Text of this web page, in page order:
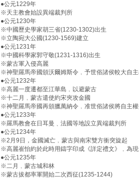
●公元1229年
※天主教會始設異端裁判所
●公元1230年
※中國歷史學家胡三省(1230-1302)出生
※立陶宛大公國(1230-1569)建立
●公元1231年
※中國科學家郭守敬(1231-1316)出生
※蒙古軍入侵高麗
※神聖羅馬帝國頒沃爾姆斯令﹐予世俗諸侯較大自
●公元1232年
※高麗一度遷都至江華島﹐以避蒙古
※十二月﹐蒙古遣使約宋夾攻金國
※神聖羅馬帝國再頒臘萬納令﹐准世俗諸侯將自主
●公元1233年
※羅馬教會在日耳曼﹑法國等地設立異端裁判所
●公元1234年
※2月9日，金國滅亡﹐蒙古與南宋雙方衝突旋起
※高麗崔怡約於此時用鑄字印成《詳定禮文》﹐為
●公元1235年
※二月﹐蒙古城和林
※蒙古拔都率軍開始二次西征(1235-1244)